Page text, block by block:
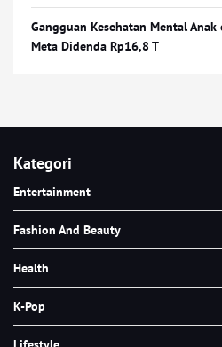
Gangguan Kesehatan Mental
Meta Didenda Rp16,8 T
Kategori
Entertainment
Fashion And Beauty
Health
K-Pop